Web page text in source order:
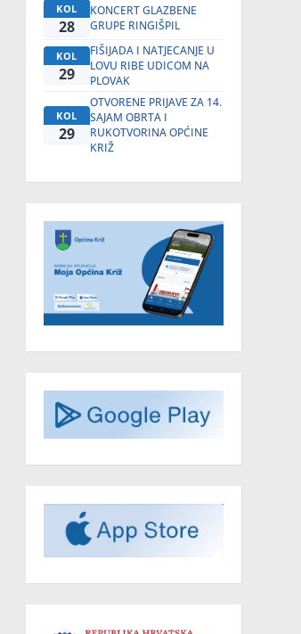
KOL
28
KONCERT GLAZBENE
GRUPE RINGIŠPIL
KOL
29
FIŠIJADA I NATJECANJE U
LOVU RIBE UDICOM NA
PLOVAK
KOL
29
OTVORENE PRIJAVE ZA 14.
SAJAM OBRTA I
RUKOTVORINA OPĆINE
KRIŽ